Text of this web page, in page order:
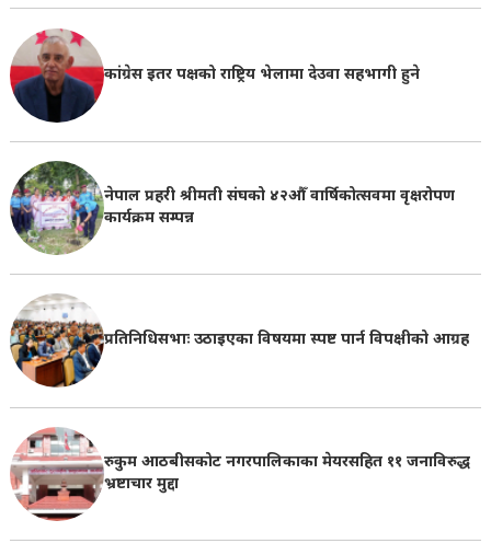
कांग्रेस इतर पक्षको राष्ट्रिय भेलामा देउवा सहभागी हुने
नेपाल प्रहरी श्रीमती संघको ४२औँ वार्षिकोत्सवमा वृक्षरोपण
कार्यक्रम सम्पन्न
प्रतिनिधिसभाः उठाइएका विषयमा स्पष्ट पार्न विपक्षीको आग्रह
रुकुम आठबीसकोट नगरपालिकाका मेयरसहित ११ जनाविरुद्ध
भ्रष्टाचार मुद्दा